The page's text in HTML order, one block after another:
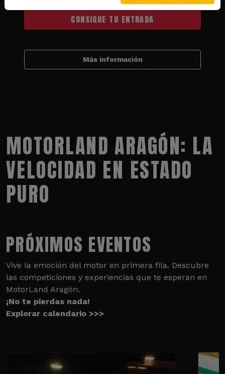
CONSIGUE TU ENTRADA
Más información
MOTORLAND ARAGÓN: LA
VELOCIDAD EN ESTADO
PURO
PRÓXIMOS EVENTOS
Vive la emoción del motor en primera fila. Descubre
las competiciones y experiencias que te esperan en
MotorLand Aragón.
¡No te pierdas nada!
Explorar calendario >>>